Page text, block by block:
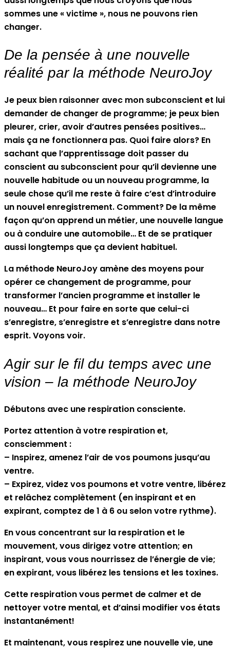
sommes une « victime », nous ne pouvons rien
changer.
De la pensée à une nouvelle
réalité par la méthode NeuroJoy
Je peux bien raisonner avec mon subconscient et lui
demander de changer de programme; je peux bien
pleurer, crier, avoir d’autres pensées positives…
mais ça ne fonctionnera pas. Quoi faire alors? En
sachant que l’apprentissage doit passer du
conscient au subconscient pour qu’il devienne une
nouvelle habitude ou un nouveau programme, la
seule chose qu’il me reste à faire c’est d’introduire
un nouvel enregistrement. Comment? De la même
façon qu’on apprend un métier, une nouvelle langue
ou à conduire une automobile… Et de se pratiquer
aussi longtemps que ça devient habituel.
La méthode NeuroJoy amène des moyens pour
opérer ce changement de programme, pour
transformer l’ancien programme et installer le
nouveau… Et pour faire en sorte que celui-ci
s’enregistre, s’enregistre et s’enregistre dans notre
esprit. Voyons voir.
Agir sur le fil du temps avec une
vision – la méthode NeuroJoy
Débutons avec une respiration consciente.
Portez attention à votre respiration et,
consciemment :
– Inspirez, amenez l’air de vos poumons jusqu’au
ventre.
– Expirez, videz vos poumons et votre ventre, libérez
et relâchez complètement (en inspirant et en
expirant, comptez de 1 à 6 ou selon votre rythme).
En vous concentrant sur la respiration et le
mouvement, vous dirigez votre attention; en
inspirant, vous vous nourrissez de l’énergie de vie;
en expirant, vous libérez les tensions et les toxines.
Cette respiration vous permet de calmer et de
nettoyer votre mental, et d’ainsi modifier vos états
instantanément!
Et maintenant, vous respirez une nouvelle vie, une